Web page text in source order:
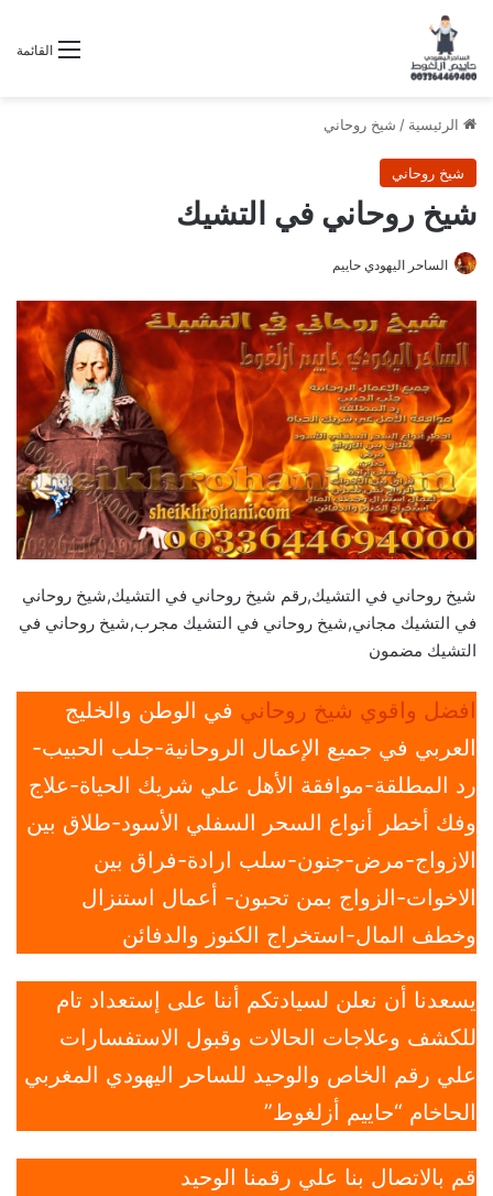
القائمة
الرئيسية / شيخ روحاني
شيخ روحاني
شيخ روحاني في التشيك
الساحر اليهودي حاييم
شيخ روحاني في التشيك,رقم شيخ روحاني في التشيك,شيخ روحاني
في التشيك مجاني,شيخ روحاني في التشيك مجرب,شيخ روحاني في
التشيك مضمون
افضل واقوي شيخ روحاني في الوطن والخليج
العربي في جميع الإعمال الروحانية-جلب الحبيب-
رد المطلقة-موافقة الأهل علي شريك الحياة-علاج
وفك أخطر أنواع السحر السفلي الأسود-طلاق بين
الازواج-مرض-جنون-سلب ارادة-فراق بين
الاخوات-الزواج بمن تحبون- أعمال استنزال
وخطف المال-استخراج الكنوز والدفائن
يسعدنا أن نعلن لسيادتكم أننا على إستعداد تام
للكشف وعلاجات الحالات وقبول الاستفسارات
علي رقم الخاص والوحيد للساحر اليهودي المغربي
الحاخام “حاييم أزلغوط”
قم بالاتصال بنا علي رقمنا الوحيد